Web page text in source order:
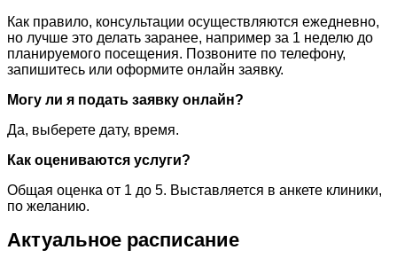
Как правило, консультации осуществляются ежедневно,
но лучше это делать заранее, например за 1 неделю до
планируемого посещения. Позвоните по телефону,
запишитесь или оформите онлайн заявку.
Могу ли я подать заявку онлайн?
Да, выберете дату, время.
Как оцениваются услуги?
Общая оценка от 1 до 5. Выставляется в анкете клиники,
по желанию.
Актуальное расписание